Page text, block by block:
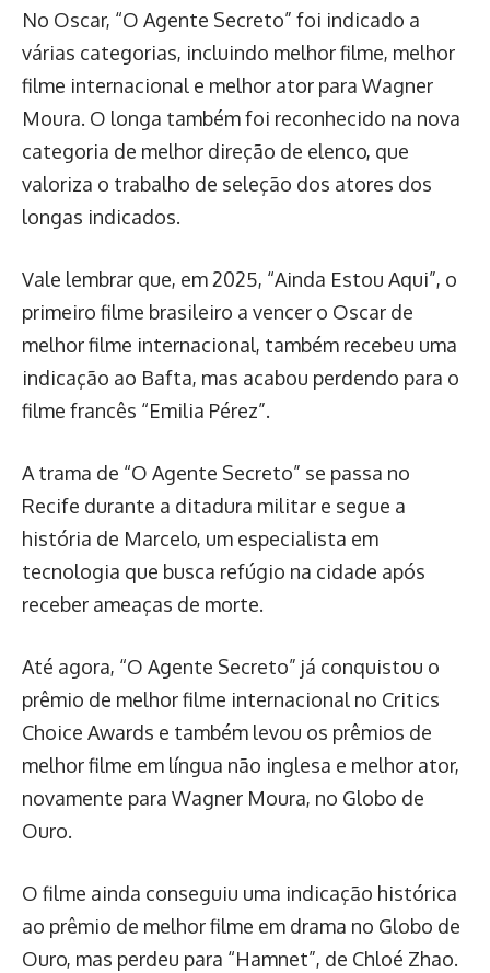
No Oscar, “O Agente Secreto” foi indicado a
várias categorias, incluindo melhor filme, melhor
filme internacional e melhor ator para Wagner
Moura. O longa também foi reconhecido na nova
categoria de melhor direção de elenco, que
valoriza o trabalho de seleção dos atores dos
longas indicados.
Vale lembrar que, em 2025, “Ainda Estou Aqui”, o
primeiro filme brasileiro a vencer o Oscar de
melhor filme internacional, também recebeu uma
indicação ao Bafta, mas acabou perdendo para o
filme francês “Emilia Pérez”.
A trama de “O Agente Secreto” se passa no
Recife durante a ditadura militar e segue a
história de Marcelo, um especialista em
tecnologia que busca refúgio na cidade após
receber ameaças de morte.
Até agora, “O Agente Secreto” já conquistou o
prêmio de melhor filme internacional no Critics
Choice Awards e também levou os prêmios de
melhor filme em língua não inglesa e melhor ator,
novamente para Wagner Moura, no Globo de
Ouro.
O filme ainda conseguiu uma indicação histórica
ao prêmio de melhor filme em drama no Globo de
Ouro, mas perdeu para “Hamnet”, de Chloé Zhao.